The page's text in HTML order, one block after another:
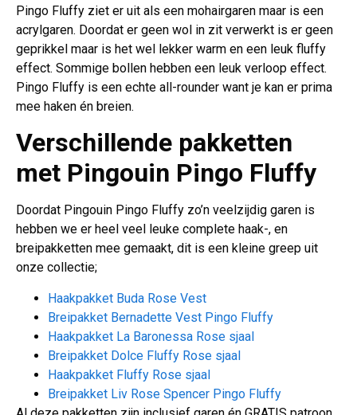
Pingo Fluffy ziet er uit als een mohairgaren maar is een
acrylgaren. Doordat er geen wol in zit verwerkt is er geen
geprikkel maar is het wel lekker warm en een leuk fluffy
effect. Sommige bollen hebben een leuk verloop effect.
Pingo Fluffy is een echte all-rounder want je kan er prima
mee haken én breien.
Verschillende pakketten
met Pingouin Pingo Fluffy
Doordat Pingouin Pingo Fluffy zo’n veelzijdig garen is
hebben we er heel veel leuke complete haak-, en
breipakketten mee gemaakt, dit is een kleine greep uit
onze collectie;
Haakpakket Buda Rose Vest
Breipakket Bernadette Vest Pingo Fluffy
Haakpakket La Baronessa Rose sjaal
Breipakket Dolce Fluffy Rose sjaal
Haakpakket Fluffy Rose sjaal
Breipakket Liv Rose Spencer Pingo Fluffy